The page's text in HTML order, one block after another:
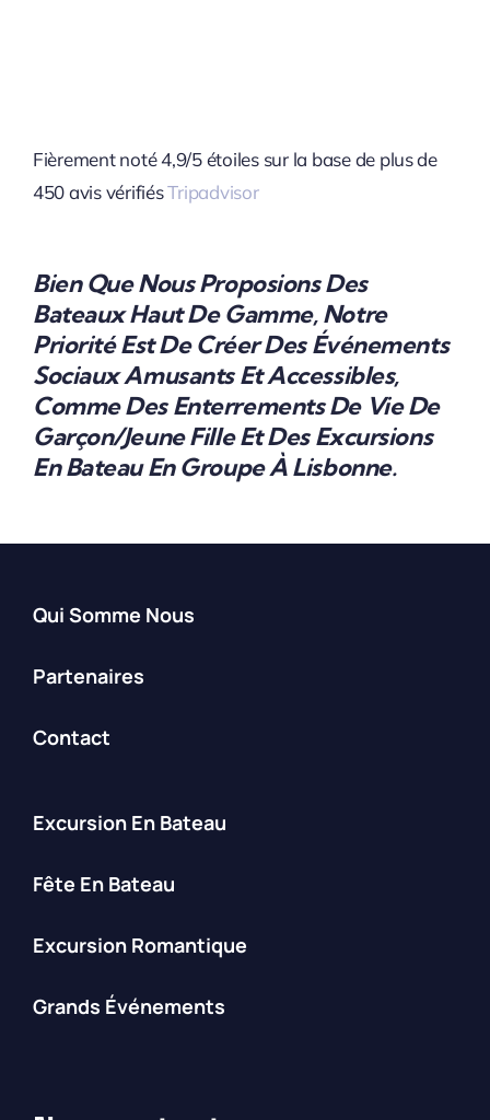
Fièrement noté 4,9/5 étoiles sur la base de plus de
450 avis vérifiésTripadvisor
Bien Que Nous Proposions Des
Bateaux Haut De Gamme, Notre
Priorité Est De Créer Des Événements
Sociaux Amusants Et Accessibles,
Comme Des Enterrements De Vie De
Garçon/jeune Fille Et Des Excursions
En Bateau En Groupe À Lisbonne.
Qui Somme Nous
Partenaires
Contact
Excursion En Bateau
Fête En Bateau
Excursion Romantique
Grands Événements